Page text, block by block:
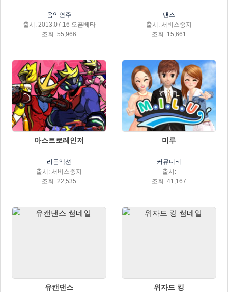
음악연주
출시: 2013.07.16 오픈베타
조회: 55,966
댄스
출시: 서비스중지
조회: 15,661
아스트로레인저
리듬액션
출시: 서비스중지
조회: 22,535
미루
커뮤니티
출시:
조회: 41,167
유캔댄스 위자드 킹